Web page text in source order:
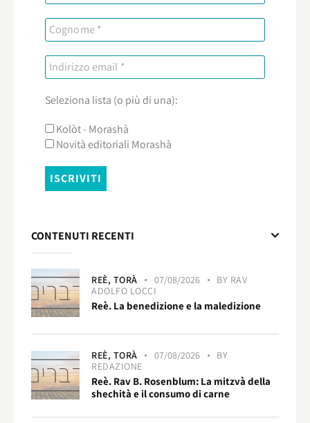
Seleziona lista (o più di una):
Kolòt - Morashà
Novità editoriali Morashà
CONTENUTI RECENTI
REÈ, TORÀ 07/08/2026 BY RAV
ADOLFO LOCCI
Reè. La benedizione e la maledizione
REÈ, TORÀ 07/08/2026
BY
REDAZIONE
Reè. Rav B. Rosenblum: La mitzvà della
shechità e il consumo di carne